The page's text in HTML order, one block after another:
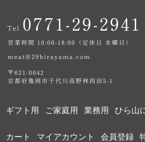
ギフト用 ご家庭用 業務用 ひら山
カート マイアカウント 会員登録